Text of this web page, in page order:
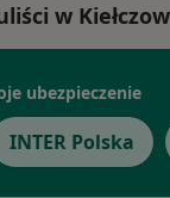
w
ubezpieczenie
INTER Polska